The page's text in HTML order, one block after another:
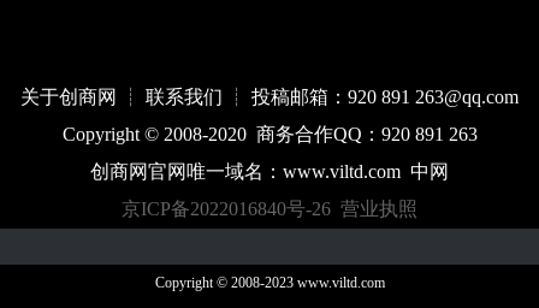
关于创商网 ┊ 联系我们 ┊ 投稿邮箱：920 891 263@qq.com
Copyright © 2008-2020 商务合作QQ：920 891 263
创商网官网唯一域名： www.viltd.com 中网
京ICP备2022016840号-26 营业执照
Copyright © 2008-2023 www.viltd.com